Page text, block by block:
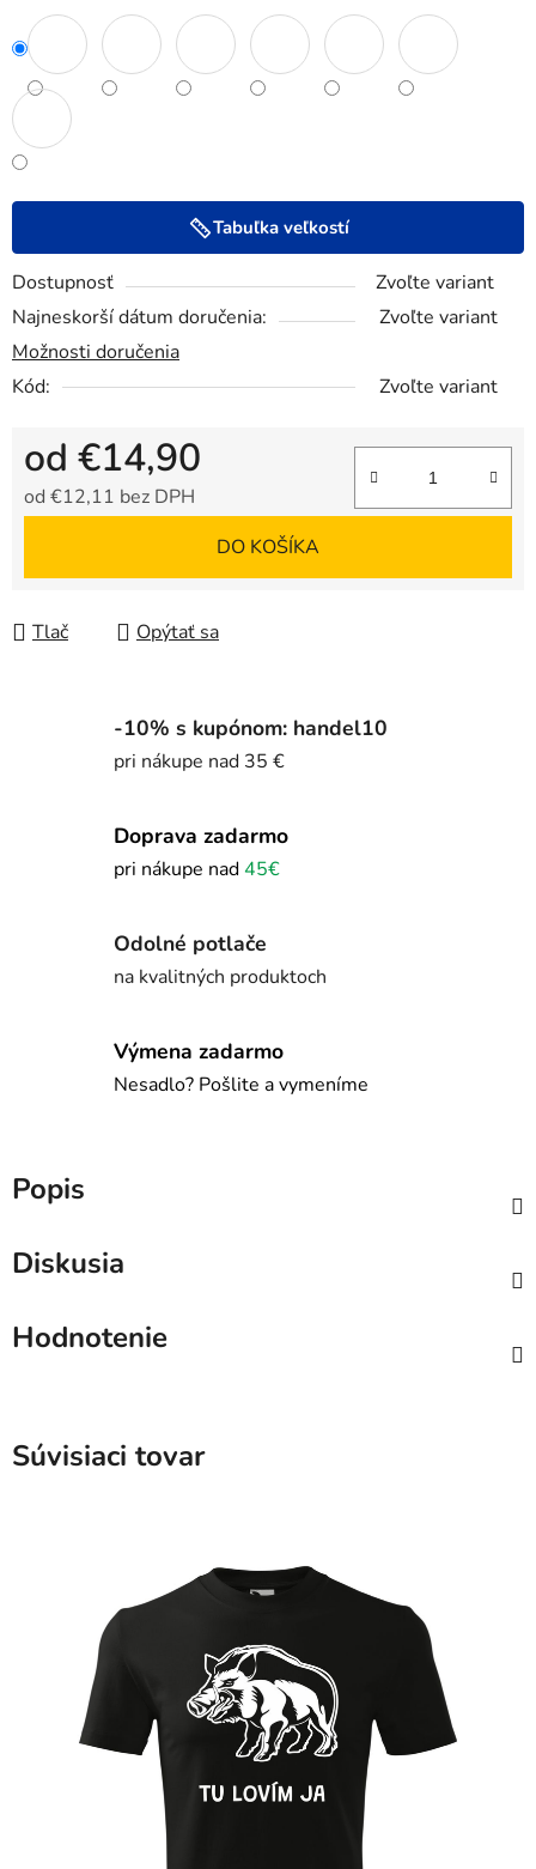
Tabuľka veľkostí
Dostupnosť
Zvoľte variant
Najneskorší dátum doručenia:
Zvoľte variant
Možnosti doručenia
Kód:
Zvoľte variant
od €14,90
od €12,11 bez DPH
DO KOŠÍKA
Tlač Opýtať sa
-10% s kupónom: handel10
pri nákupe nad 35 €
Doprava zadarmo
pri nákupe nad45€
Odolné potlače
na kvalitných produktoch
Výmena zadarmo
Nesadlo? Pošlite a vymeníme
Popis
Diskusia
Hodnotenie
Súvisiaci tovar